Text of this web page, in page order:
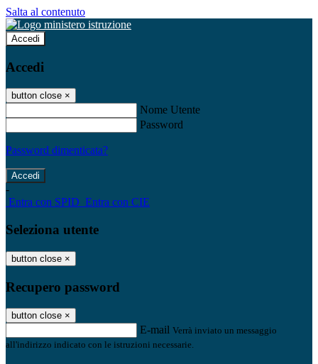
Salta al contenuto
Accedi
Accedi
button close ×
Nome Utente
Password
Password dimenticata?
-
Entra con SPID Entra con CIE
Seleziona utente
button close ×
Recupero password
button close ×
E-mail Verrà inviato un messaggio
all'indirizzo indicato con le istruzioni necessarie.